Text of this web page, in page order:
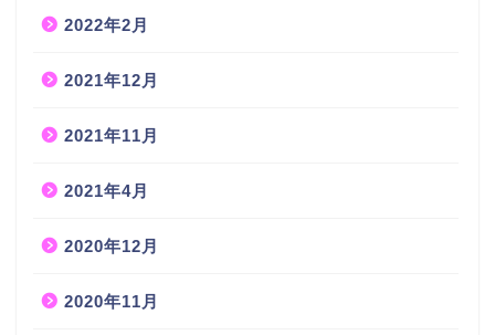
2022年2月
2021年12月
2021年11月
2021年4月
2020年12月
2020年11月